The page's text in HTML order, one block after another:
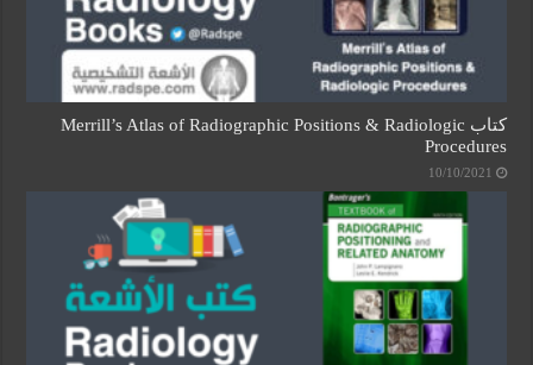
كتاب Merrill’s Atlas of Radiographic Positions & Radiologic
Procedures
10/10/2021